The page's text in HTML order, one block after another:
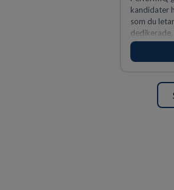
kandidater
som du
dedikerade,
för